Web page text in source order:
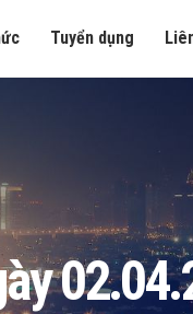
Tuyển dụng